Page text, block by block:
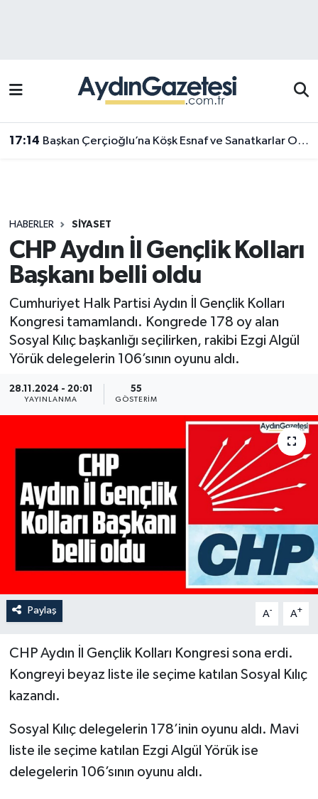
17:14 Başkan Çerçioğlu’na Köşk Esnaf ve Sanatkarlar Odası’ndan ziyaret
HABERLER SIYASET
CHP Aydın İl Gençlik Kolları
Başkanı belli oldu
Cumhuriyet Halk Partisi Aydın İl Gençlik Kolları
Kongresi tamamlandı. Kongrede 178 oy alan
Sosyal Kılıç başkanlığı seçilirken, rakibi Ezgi Algül
Yörük delegelerin 106’sının oyunu aldı.
28.11.2024 - 20:01
YAYINLANMA
55
GÖSTERIM
Paylaş A- A+
CHP Aydın İl Gençlik Kolları Kongresi sona erdi.
Kongreyi beyaz liste ile seçime katılan Sosyal Kılıç
kazandı.
Sosyal Kılıç delegelerin 178’inin oyunu aldı. Mavi
liste ile seçime katılan Ezgi Algül Yörük ise
delegelerin 106’sının oyunu aldı.
Efeler Trafik Yoğunluk Haritası
Süper Lig Puan Durumu ve Fikstür